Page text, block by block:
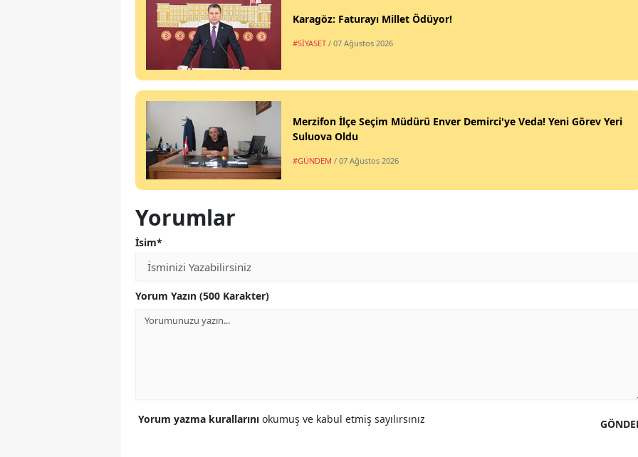
Karagöz: Faturayı Millet Ödüyor!
#SİYASET / 07 Ağustos 2026
Merzifon İlçe Seçim Müdürü Enver Demirci'ye Veda! Yeni Görev Yeri
Suluova Oldu
#GÜNDEM / 07 Ağustos 2026
Yorumlar
İsim*
Yorum Yazın (500 Karakter)
Yorum yazma kurallarını okumuş ve kabul etmiş sayılırsınız